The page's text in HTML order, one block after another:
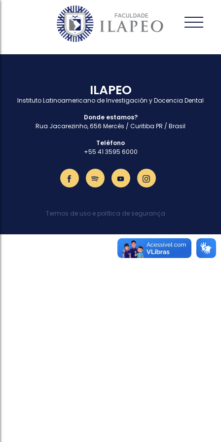
ILAPEO
Instituto Latinoamericano de Investigación y Docencia Dental
Donde estamos?
Rua Jacarezinho, 656 Mercês / Curitiba PR / Brasil
Teléfono
+55 41 3595 6000
Termos de uso e política de segurança